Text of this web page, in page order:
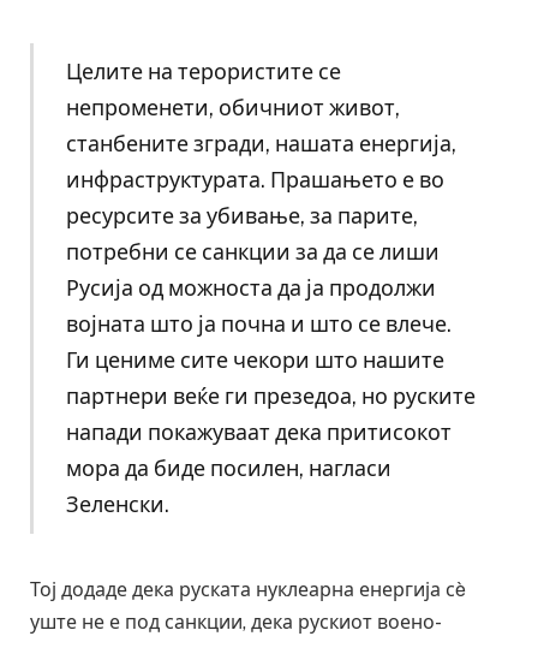
Целите на терористите се
непроменети, обичниот живот,
станбените згради, нашата енергија,
инфраструктурата. Прашањето е во
ресурсите за убивање, за парите,
потребни се санкции за да се лиши
Русија од можноста да ја продолжи
војната што ја почна и што се влече.
Ги цениме сите чекори што нашите
партнери веќе ги презедоа, но руските
напади покажуваат дека притисокот
мора да биде посилен, нагласи
Зеленски.
Тој додаде дека руската нуклеарна енергија сè
уште не е под санкции, дека рускиот воено-